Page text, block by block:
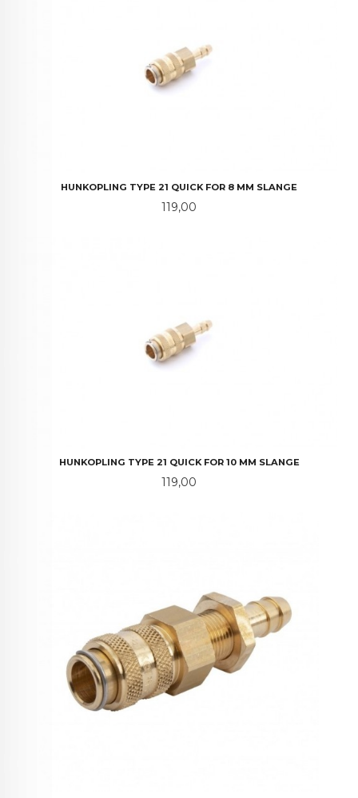
HUNKOPLING TYPE 21 QUICK FOR 8 MM SLANGE
Pris
119,00
HUNKOPLING TYPE 21 QUICK FOR 10 MM SLANGE
Pris
119,00